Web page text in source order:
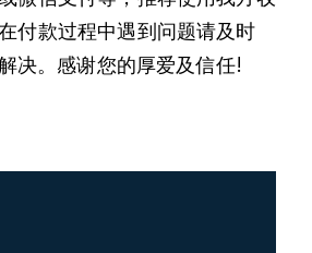
付款过程中遇到问题请及时
决。感谢您的厚爱及信任!